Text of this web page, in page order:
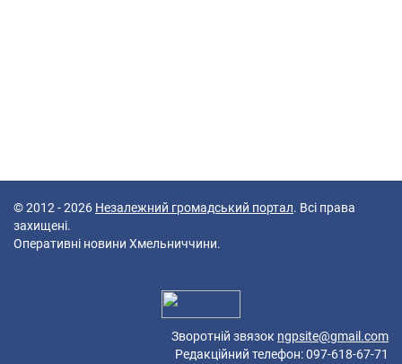
© 2012 - 2026 Незалежний громадський портал. Всі права
захищені.
Оперативні новини Хмельниччини.
Зворотній звязок ngpsite@gmail.com
Редакційний телефон: 097-618-67-71